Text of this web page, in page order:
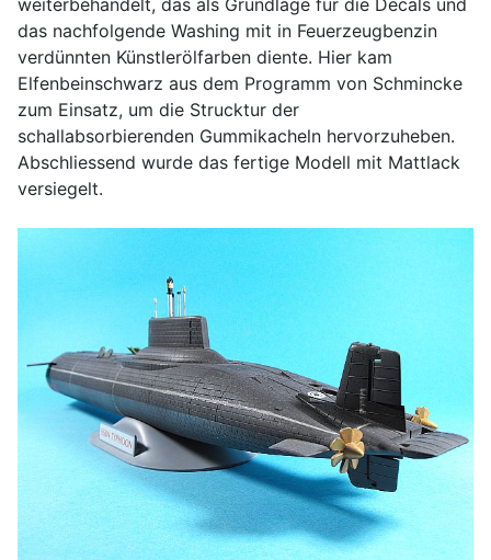
weiterbehandelt, das als Grundlage für die Decals und
das nachfolgende Washing mit in Feuerzeugbenzin
verdünnten Künstlerölfarben diente. Hier kam
Elfenbeinschwarz aus dem Programm von Schmincke
zum Einsatz, um die Strucktur der
schallabsorbierenden Gummikacheln hervorzuheben.
Abschliessend wurde das fertige Modell mit Mattlack
versiegelt.